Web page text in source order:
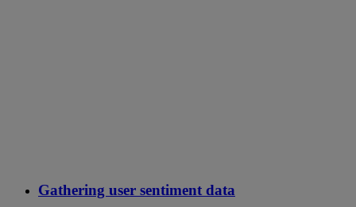
Gathering user sentiment data